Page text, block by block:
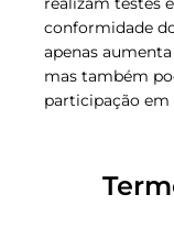
conformidade
apenas
mas também
participação